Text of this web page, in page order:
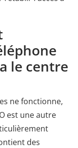
le centre
ne fonctionne,
est une autre
des